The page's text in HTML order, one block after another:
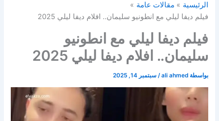
الرئيسية
مقالات عامة
فيلم ديفا ليلي مع انطونيو سليمان.. افلام ديفا ليلي 2025
فيلم ديفا ليلي مع انطونيو
سليمان.. افلام ديفا ليلي 2025
بواسطة ali ahmed
/سبتمبر 14, 2025